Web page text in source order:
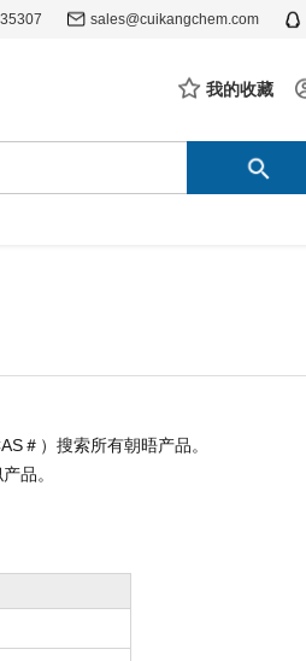
sales@cuikangchem.com
我的收藏
＃）搜索所有朝晤产品。
品。